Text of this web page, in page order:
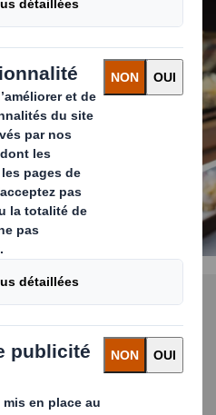
PLUS
des